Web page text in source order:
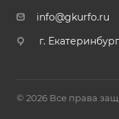
info@gkurfo.ru
г.
© 2026 Все права